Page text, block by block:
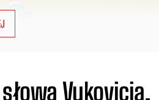
Vukovicia.